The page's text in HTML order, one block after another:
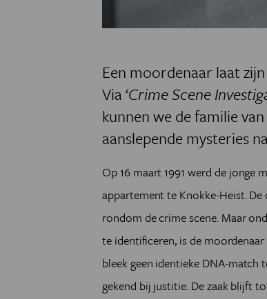
Een moordenaar laat
Via ‘Crime Scene
kunnen we de familie
aanslepende mysteries
Op 16 maart 1991 werd de jonge
appartement te Knokke-Heist.
rondom de crime scene. Maar
te identificeren, is de
bleek geen identieke DNA-match
gekend bij justitie. De zaak blijft